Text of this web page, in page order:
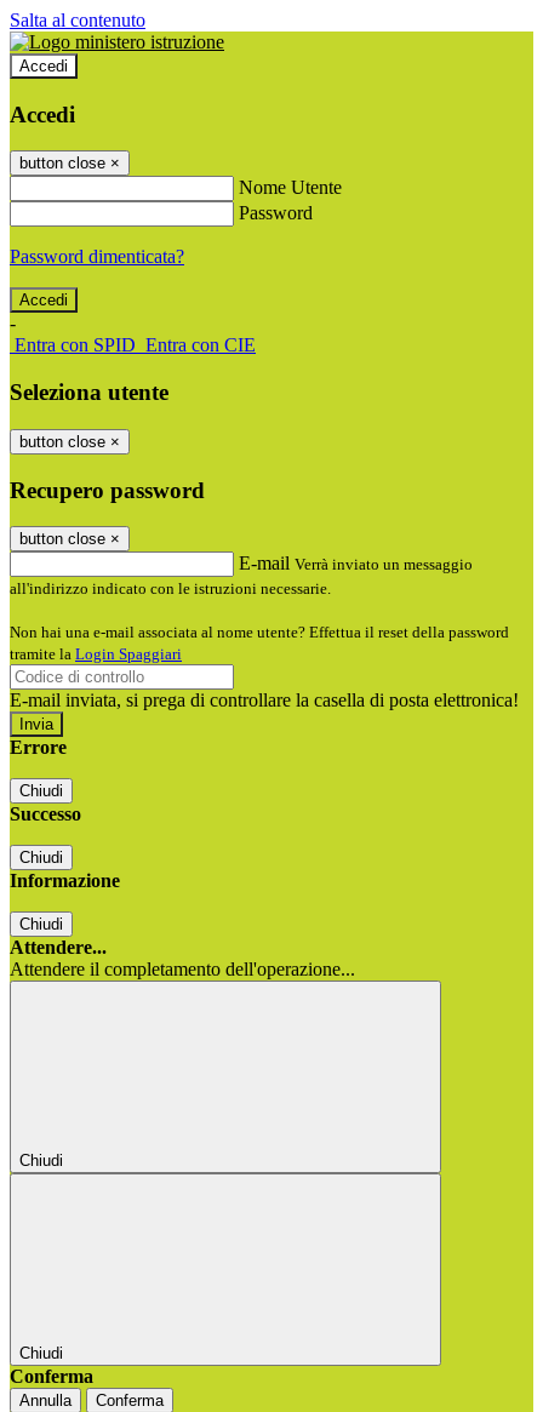
Salta al contenuto
Accedi
Accedi
button close ×
Nome Utente
Password
Password dimenticata?
-
Entra con SPID Entra con CIE
Seleziona utente
button close ×
Recupero password
button close ×
E-mail Verrà inviato un messaggio
all'indirizzo indicato con le istruzioni necessarie.
Non hai una e-mail associata al nome utente? Effettua il reset della password
tramite la Login Spaggiari
E-mail inviata, si prega di controllare la casella di posta elettronica!
Errore
Chiudi
Successo
Chiudi
Informazione
Chiudi
Attendere...
Attendere il completamento dell'operazione...
Chiudi
Chiudi
Conferma
Annulla Conferma